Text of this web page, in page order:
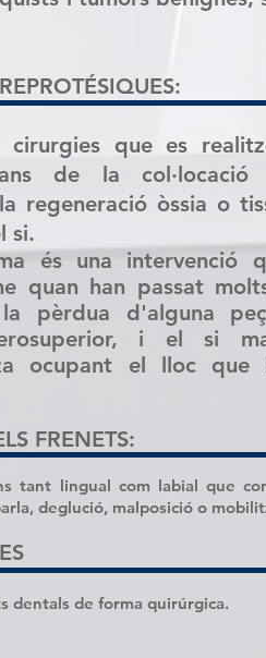
cirurgies que es
de la col·locació
regeneració òssia o
si.
és una intervenció
quan han passat
pèrdua d'alguna
i el si
ocupant el lloc que
FRENETS:
tant lingual com labial que
deglució, malposició o
dentals de forma quirúrgica.